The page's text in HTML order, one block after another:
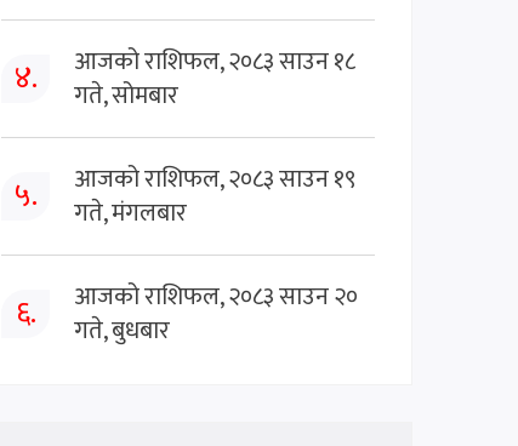
४.
आजको राशिफल, २०८३ साउन १८
गते, सोमबार
५.
आजको राशिफल, २०८३ साउन १९
गते, मंगलबार
६.
आजको राशिफल, २०८३ साउन २०
गते, बुधबार